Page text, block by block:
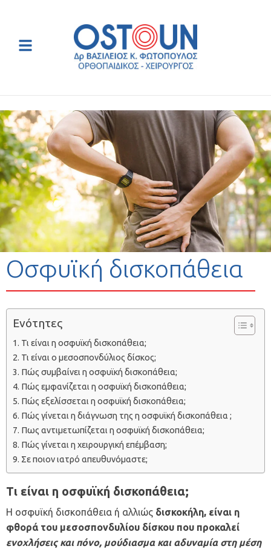
Οσφυϊκή δισκοπάθεια
Ενότητες
Τι είναι η οσφυϊκή δισκοπάθεια;
Τι είναι ο μεσοσπονδύλιος δίσκος;
Πώς συμβαίνει η οσφυϊκή δισκοπάθεια;
Πώς εμφανίζεται η οσφυϊκή δισκοπάθεια;
Πώς εξελίσσεται η οσφυϊκή δισκοπάθεια;
Πώς γίνεται η διάγνωση της η οσφυϊκή δισκοπάθεια ;
Πως αντιμετωπίζεται η οσφυϊκή δισκοπάθεια;
Πώς γίνεται η χειρουργική επέμβαση;
Σε ποιον ιατρό απευθυνόμαστε;
Τι είναι η οσφυϊκή δισκοπάθεια;
Η οσφυϊκή δισκοπάθεια ή αλλιώς δισκοκήλη, είναι η
φθορά του μεσοσπονδυλίου δίσκου που προκαλεί
ενοχλήσεις και πόνο, μούδιασμα και αδυναμία στη μέση